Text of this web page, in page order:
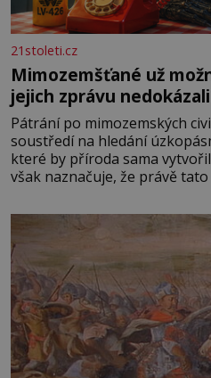
21stoleti.cz
Mimozemšťané už
jejich zprávu
Pátrání po mimozemských
soustředí na hledání
které by příroda sama
však naznačuje, že právě